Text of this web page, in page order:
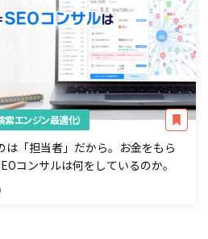
索エンジン最適化）
は「担当者」だから。お金をもら
コンサルは何をしているのか。